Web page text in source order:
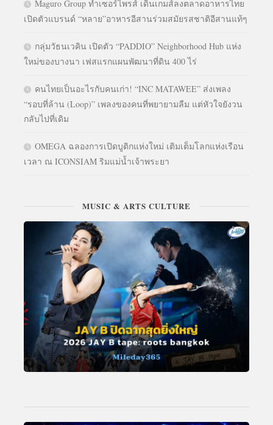
Maguro Group ทำเซอร์ไพรส์ เดินเกมส์ลงตลาดอาหารไทย
เปิดตัวแบรนด์ “หลาย”อาหารอีสานร่วมสมัยรสชาติอีสานแท้ๆ
กลุ่มวัธนเวคิน เปิดตัว “PADDIO” Neighborhood Hub แห่ง
ใหม่ของบางนา เฟสแรกแผนพัฒนาที่ดิน 400 ไร่
คนไทยเป็นอะไรกับคนเก่า! “INC MATAWEE” ส่งเพลง
“รอบที่ล้าน (Loop)” เพลงของคนที่พยายามลืม แต่หัวใจยังวน
กลับไปที่เดิม
OMEGA ฉลองการเปิดบูติกแห่งใหม่ เติมเต็มโลกแห่งเรือน
เวลา ณ ICONSIAM ริมแม่น้ำเจ้าพระยา
MUSIC & ARTS CULTURE